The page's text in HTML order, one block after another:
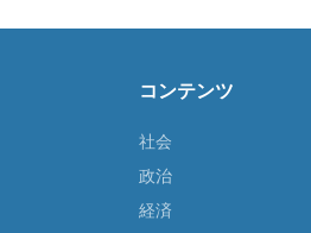
コンテンツ
社会
政治
経済